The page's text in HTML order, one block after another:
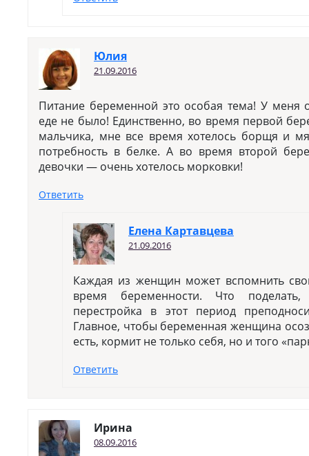
Юлия
21.09.2016
Питание беременной это особая тема! У меня
еде не было! Единственно, во время первой
мальчика, мне все время хотелось борщя и
потребность в белке. А во время второй
девочки — очень хотелось морковки!
Ответить
Елена Картавцева
21.09.2016
Каждая из женщин может вспомнить
время беременности. Что поделать,
перестройка в этот период
Главное, чтобы беременная женщина
есть, кормит не только себя, но и того
Ответить
Ирина
08.09.2016